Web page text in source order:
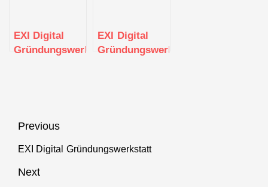
EXI Digital
Gründungswerkstatt
EXI Digital
Gründungswerkstatt
Beitragsnavigation
Previous
Previous
EXI Digital Gründungswerkstatt
Next